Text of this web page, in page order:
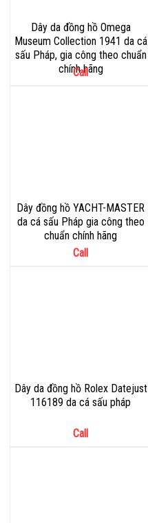
Dây da đồng hồ Omega
Museum Collection 1941 da cá
sấu Pháp, gia công theo chuẩn
chính hãng
Call
Dây đồng hồ YACHT-MASTER
da cá sấu Pháp gia công theo
chuẩn chính hãng
Call
Dây da đồng hồ Rolex Datejust
116189 da cá sấu pháp
Call